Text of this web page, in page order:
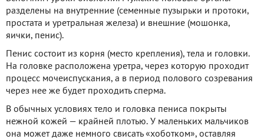
разделены на внутренние (семенные пузырьки и протоки,
простата и уретральная железа) и внешние (мошонка,
яички, пенис).
Пенис состоит из корня (место крепления), тела и головки.
На головке расположена уретра, через которую проходит
процесс мочеиспускания, а в период полового созревания
через нее же будет проходить сперма.
В обычных условиях тело и головка пениса покрыты
нежной кожей — крайней плотью. У маленьких мальчиков
она может даже немного свисать «хоботком», оставляя